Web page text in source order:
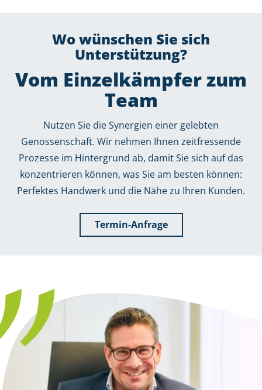
Wo wünschen Sie sich
Unterstützung?
Vom Einzelkämpfer zum
Team
Nutzen Sie die Synergien einer gelebten
Genossenschaft. Wir nehmen Ihnen zeitfressende
Prozesse im Hintergrund ab, damit Sie sich auf das
konzentrieren können, was Sie am besten können:
Perfektes Handwerk und die Nähe zu Ihren Kunden.
Termin-Anfrage